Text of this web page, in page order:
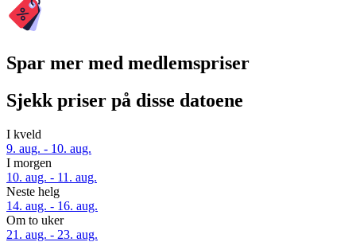
Spar mer med medlemspriser
Sjekk priser på disse datoene
I kveld
9. aug. - 10. aug.
I morgen
10. aug. - 11. aug.
Neste helg
14. aug. - 16. aug.
Om to uker
21. aug. - 23. aug.